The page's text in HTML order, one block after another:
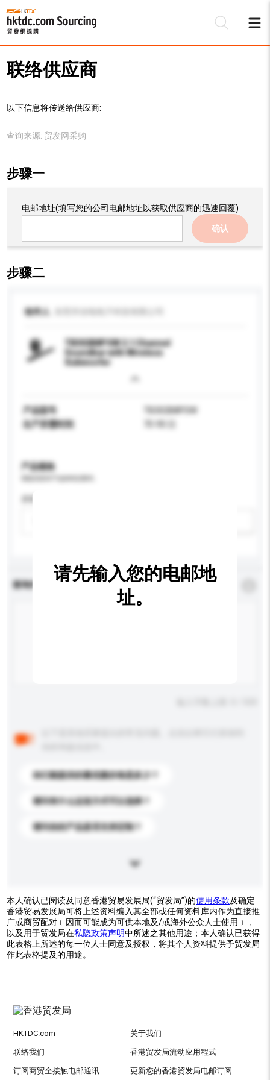
联络供应商
以下信息将传送给供应商:
查询来源: 贸发网采购
步骤一
电邮地址(填写您的公司电邮地址以获取供应商的迅速回覆)
确认
步骤二
收件人
TB302B8PSW 2.1 Channel
Soundbar with Wireless
Subwoofer
产品型号
TB302B8PSW
生产所需时间
70-90 日
产品规格
查询内容 * 必须填写
你们能提供的最优惠价格是多少？
请问有什么运送方式可以选择？
请问你的产品是否支持定制？
请先输入您的电邮地
址。
本人确认已阅读及同意香港贸易发展局(“贸发局”)的使用条款及确定
香港贸易发展局可将上述资料编入其全部或任何资料库内作为直接推
广或商贸配对﹝因而可能成为可供本地及/或海外公众人士使用﹞，
以及用于贸发局在私隐政策声明中所述之其他用途；本人确认已获得
此表格上所述的每一位人士同意及授权，将其个人资料提供予贸发局
作此表格提及的用途。
HKTDC.com 关于我们
联络我们 香港贸发局流动应用程式
订阅商贸全接触电邮通讯 更新您的香港贸发局电邮订阅